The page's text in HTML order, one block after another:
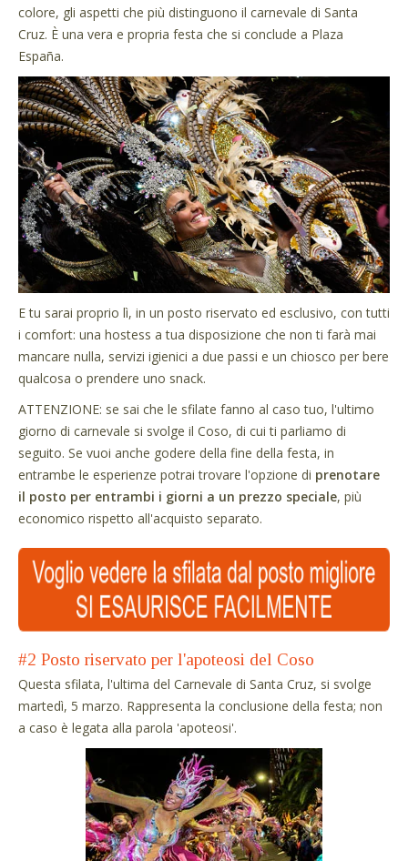
colore, gli aspetti che più distinguono il carnevale di Santa
Cruz. È una vera e propria festa che si conclude a Plaza
España.
E tu sarai proprio lì, in un posto riservato ed esclusivo, con tutti
i comfort: una hostess a tua disposizione che non ti farà mai
mancare nulla, servizi igienici a due passi e un chiosco per bere
qualcosa o prendere uno snack.
ATTENZIONE: se sai che le sfilate fanno al caso tuo, l'ultimo
giorno di carnevale si svolge il Coso, di cui ti parliamo di
seguito. Se vuoi anche godere della fine della festa, in
entrambe le esperienze potrai trovare l'opzione di prenotare
il posto per entrambi i giorni a un prezzo speciale, più
economico rispetto all'acquisto separato.
#2 Posto riservato per l'apoteosi del Coso
Questa sfilata, l'ultima del Carnevale di Santa Cruz, si svolge
martedì, 5 marzo. Rappresenta la conclusione della festa; non
a caso è legata alla parola 'apoteosi'.